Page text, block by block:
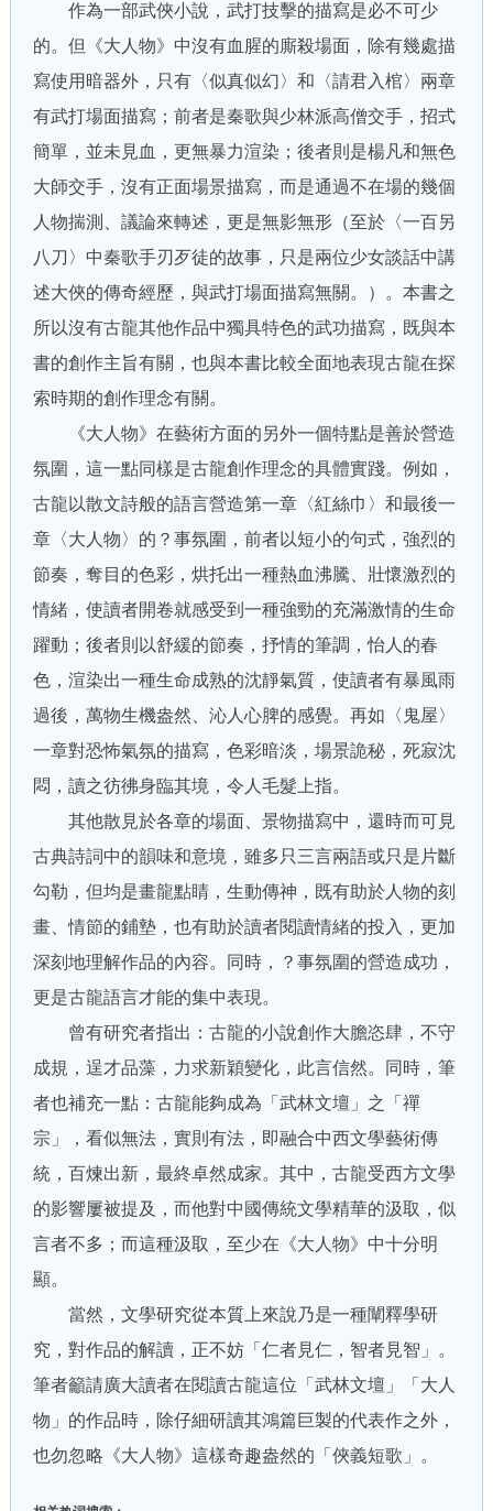
作為一部武俠小說，武打技擊的描寫是必不可少
的。但《大人物》中沒有血腥的廝殺場面，除有幾處描
寫使用暗器外，只有〈似真似幻〉和〈請君入棺〉兩章
有武打場面描寫；前者是秦歌與少林派高僧交手，招式
簡單，並未見血，更無暴力渲染；後者則是楊凡和無色
大師交手，沒有正面場景描寫，而是通過不在場的幾個
人物揣測、議論來轉述，更是無影無形（至於〈一百另
八刀〉中秦歌手刃歹徒的故事，只是兩位少女談話中講
述大俠的傳奇經歷，與武打場面描寫無關。）。本書之
所以沒有古龍其他作品中獨具特色的武功描寫，既與本
書的創作主旨有關，也與本書比較全面地表現古龍在探
索時期的創作理念有關。
《大人物》在藝術方面的另外一個特點是善於營造
氛圍，這一點同樣是古龍創作理念的具體實踐。例如，
古龍以散文詩般的語言營造第一章〈紅絲巾〉和最後一
章〈大人物〉的？事氛圍，前者以短小的句式，強烈的
節奏，奪目的色彩，烘托出一種熱血沸騰、壯懷激烈的
情緒，使讀者開卷就感受到一種強勁的充滿激情的生命
躍動；後者則以舒緩的節奏，抒情的筆調，怡人的春
色，渲染出一種生命成熟的沈靜氣質，使讀者有暴風雨
過後，萬物生機盎然、沁人心脾的感覺。再如〈鬼屋〉
一章對恐怖氣氛的描寫，色彩暗淡，場景詭秘，死寂沈
悶，讀之彷彿身臨其境，令人毛髮上指。
其他散見於各章的場面、景物描寫中，還時而可見
古典詩詞中的韻味和意境，雖多只三言兩語或只是片斷
勾勒，但均是畫龍點睛，生動傳神，既有助於人物的刻
畫、情節的鋪墊，也有助於讀者閱讀情緒的投入，更加
深刻地理解作品的內容。同時，？事氛圍的營造成功，
更是古龍語言才能的集中表現。
曾有研究者指出：古龍的小說創作大膽恣肆，不守
成規，逞才品藻，力求新穎變化，此言信然。同時，筆
者也補充一點：古龍能夠成為「武林文壇」之「禪
宗」，看似無法，實則有法，即融合中西文學藝術傳
統，百煉出新，最終卓然成家。其中，古龍受西方文學
的影響屢被提及，而他對中國傳統文學精華的汲取，似
言者不多；而這種汲取，至少在《大人物》中十分明
顯。
當然，文學研究從本質上來說乃是一種闡釋學研
究，對作品的解讀，正不妨「仁者見仁，智者見智」。
筆者籲請廣大讀者在閱讀古龍這位「武林文壇」「大人
物」的作品時，除仔細研讀其鴻篇巨製的代表作之外，
也勿忽略《大人物》這樣奇趣盎然的「俠義短歌」。